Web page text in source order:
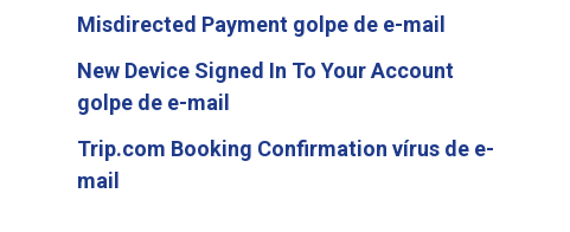
Misdirected Payment golpe de e-mail
New Device Signed In To Your Account
golpe de e-mail
Trip.com Booking Confirmation vírus de e-
mail